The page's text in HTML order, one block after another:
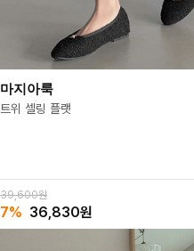
마지아룩
트위 셀링 플랫
39,600원
7% 36,830원